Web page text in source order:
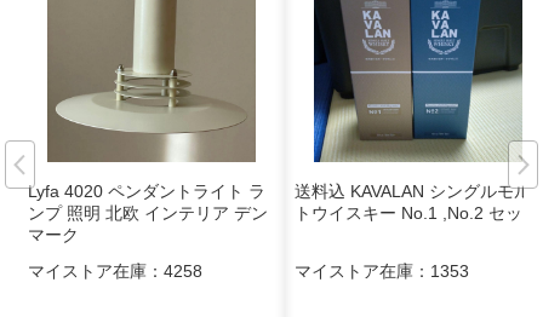
Lyfa 4020 ペンダントライト ラ
ンプ 照明 北欧 インテリア デン
マーク
マイストア在庫： 4258
送料込 KAVALAN シングルモル
トウイスキー No.1 ,No.2 セット
マイストア在庫： 1353